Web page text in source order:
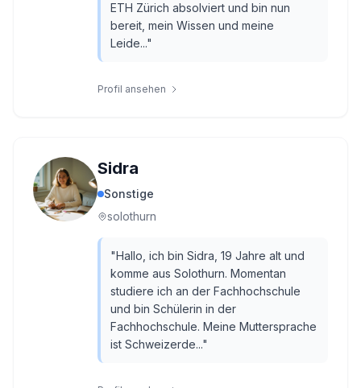
ETH Zürich absolviert und bin nun
bereit, mein Wissen und meine
Leide..."
Profil ansehen
Sidra
Sonstige
solothurn
"Hallo, ich bin Sidra, 19 Jahre alt und
komme aus Solothurn. Momentan
studiere ich an der Fachhochschule
und bin Schülerin in der
Fachhochschule. Meine Muttersprache
ist Schweizerde..."